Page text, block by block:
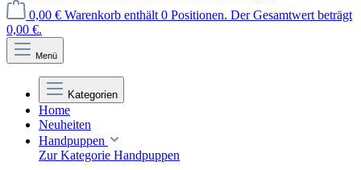
0,00 € Warenkorb enthält 0 Positionen. Der Gesamtwert beträgt
0,00 €.
Menü
Kategorien
Home
Neuheiten
Handpuppen
Zur Kategorie Handpuppen